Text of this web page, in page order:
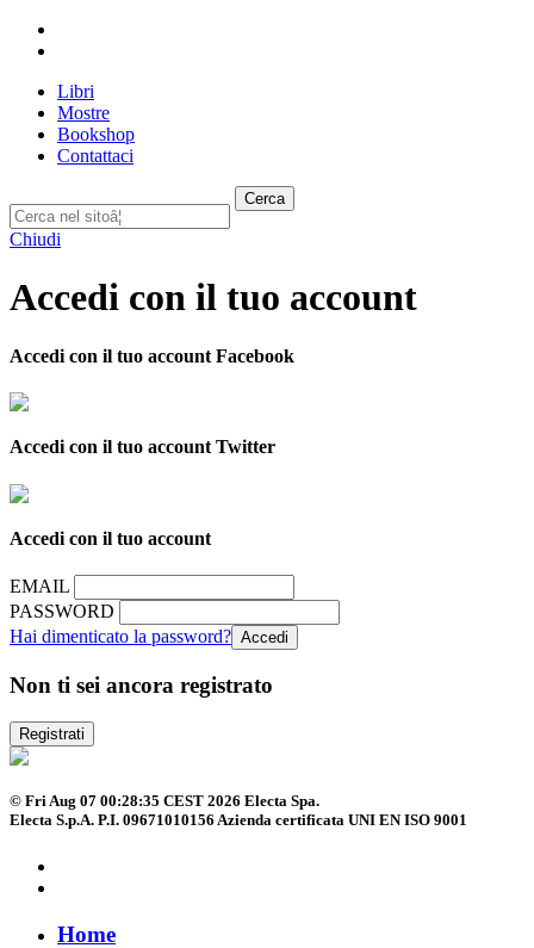
Libri
Mostre
Bookshop
Contattaci
Cerca
Chiudi
Accedi con il tuo account
Accedi con il tuo account Facebook
Accedi con il tuo account Twitter
Accedi con il tuo account
EMAIL
PASSWORD
Hai dimenticato la password?
Non ti sei ancora registrato
Registrati
© Fri Aug 07 00:28:35 CEST 2026 Electa Spa.
Electa S.p.A. P.I. 09671010156 Azienda certificata UNI EN ISO 9001
Home